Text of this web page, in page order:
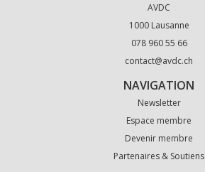
AVDC
1000 Lausanne
078 960 55 66
contact@avdc.ch
NAVIGATION
Newsletter
Espace membre
Devenir membre
Partenaires & Soutiens